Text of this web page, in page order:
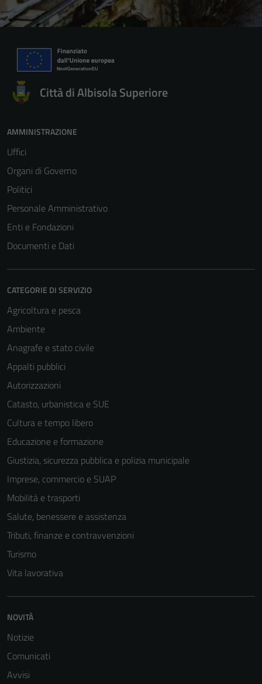
Città di Albisola Superiore
AMMINISTRAZIONE
Uffici
Organi di Governo
Politici
Personale Amministrativo
Enti e Fondazioni
Documenti e Dati
CATEGORIE DI SERVIZIO
Agricoltura e pesca
Ambiente
Anagrafe e stato civile
Appalti pubblici
Autorizzazioni
Catasto, urbanistica e SUE
Cultura e tempo libero
Educazione e formazione
Giustizia, sicurezza pubblica e polizia municipale
Imprese, commercio e SUAP
Mobilità e trasporti
Salute, benessere e assistenza
Tributi, finanze e contravvenzioni
Turismo
Vita lavorativa
NOVITÀ
Notizie
Comunicati
Avvisi